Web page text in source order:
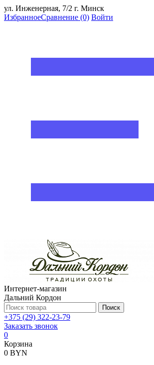
ул. Инженерная, 7/2 г. Минск
ИзбранноеСравнение (0) Войти
Интернет-магазин
Дальний Кордон
Поиск
+375 (29) 322-23-79
Заказать звонок
0
Корзина
0 BYN